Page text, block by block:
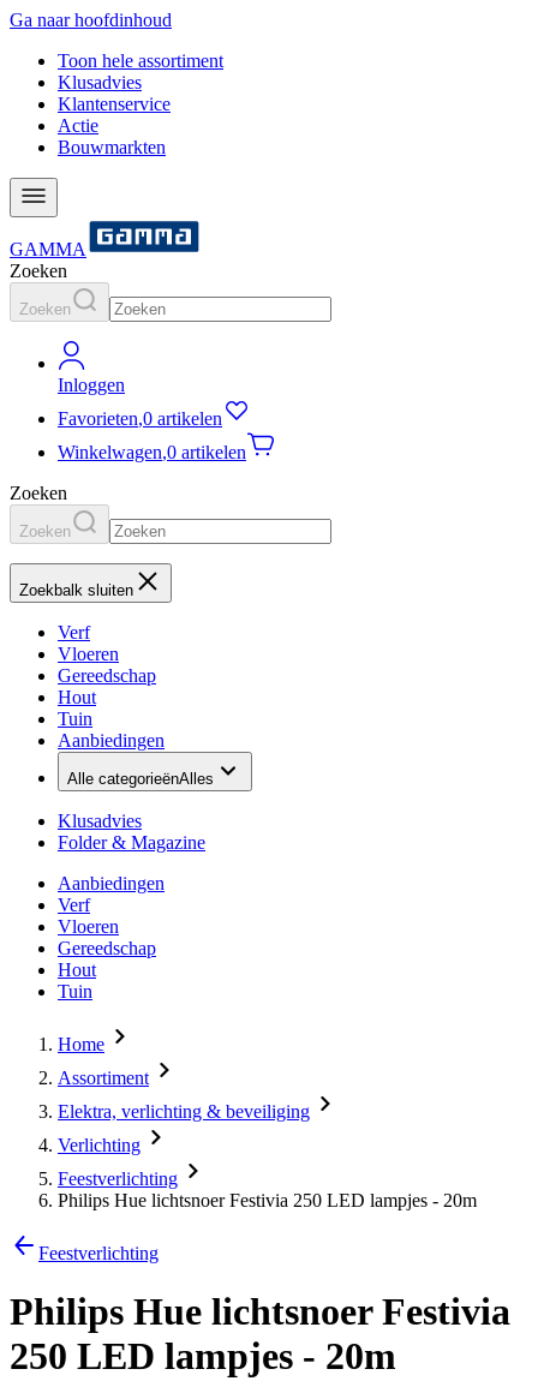
Ga naar hoofdinhoud
Toon hele assortiment
Klusadvies
Klantenservice
Actie
Bouwmarkten
GAMMA
Zoeken
Zoeken
Inloggen
Favorieten,0 artikelen
Winkelwagen,0 artikelen
Zoeken
Zoeken
Zoekbalk sluiten
Verf
Vloeren
Gereedschap
Hout
Tuin
Aanbiedingen
Alle categorieënAlles
Klusadvies
Folder & Magazine
Aanbiedingen
Verf
Vloeren
Gereedschap
Hout
Tuin
Home
Assortiment
Elektra, verlichting & beveiliging
Verlichting
Feestverlichting
Philips Hue lichtsnoer Festivia 250 LED lampjes - 20m
Feestverlichting
Philips Hue lichtsnoer Festivia
250 LED lampjes - 20m